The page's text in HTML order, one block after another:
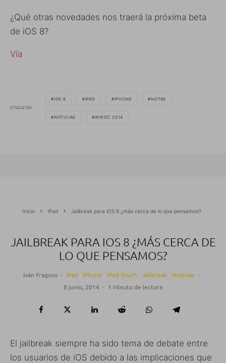
¿Qué otras novedades nos traerá la próxima beta
de iOS 8?
Vía
ETIQUETAS
IOS 8 IPAD IPHONE NOTAS
NOTICIAS WWDC 2014
Inicio iPad Jailbreak para iOS 8 ¿más cerca de lo que pensamos?
JAILBREAK PARA IOS 8 ¿MÁS CERCA DE
LO QUE PENSAMOS?
Iván Fragoso · iPad iPhone iPod Touch Jailbreak Noticias ·
8 junio, 2014 · 1 Minuto de lectura
El jailbreak siempre ha sido tema de debate entre
los usuarios de iOS debido a las implicaciones que